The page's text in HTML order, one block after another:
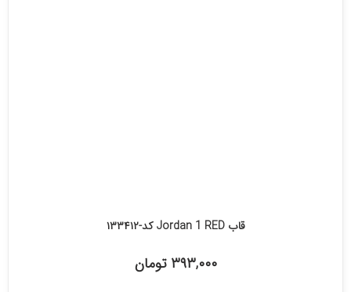
قاب Jordan 1 RED کد-۱۳۳۴۱۲
۳۹۳,۰۰۰ تومان